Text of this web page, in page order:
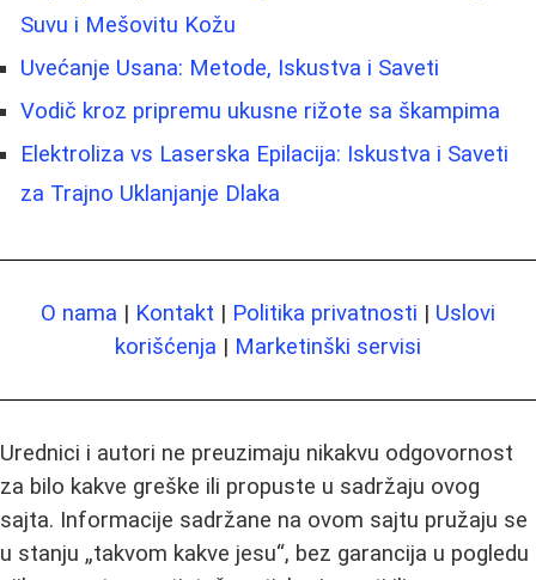
Suvu i Mešovitu Kožu
Uvećanje Usana: Metode, Iskustva i Saveti
Vodič kroz pripremu ukusne rižote sa škampima
Elektroliza vs Laserska Epilacija: Iskustva i Saveti
za Trajno Uklanjanje Dlaka
O nama | Kontakt | Politika privatnosti | Uslovi
korišćenja | Marketinški servisi
Urednici i autori ne preuzimaju nikakvu odgovornost
za bilo kakve greške ili propuste u sadržaju ovog
sajta. Informacije sadržane na ovom sajtu pružaju se
u stanju „takvom kakve jesu“, bez garancija u pogledu